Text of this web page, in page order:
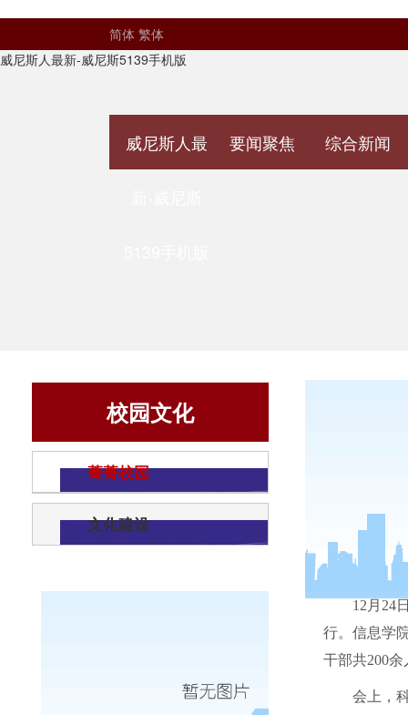
简体 繁体
威尼斯人最新-威尼斯5139手机版
威尼斯人最 要闻聚焦 综合新闻
校园文化
菁菁校园
文化建设
12月24
行。信息学
干部共200
会上，